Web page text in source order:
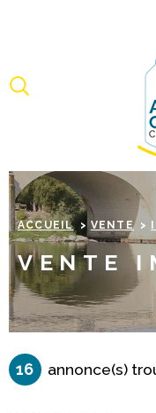
recherche
principal
ACCUEIL VENTE
VENTE
16 annonce(s)